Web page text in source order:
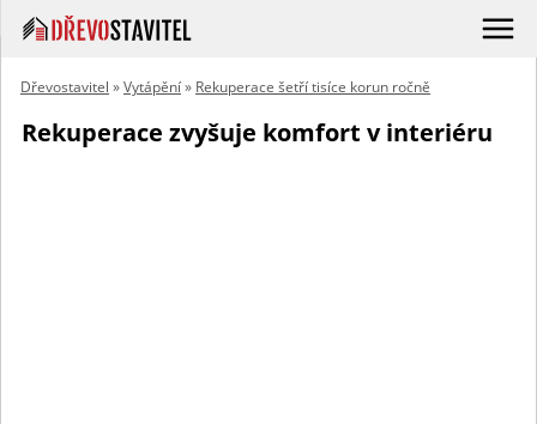
Dřevostavitel »Vytápění» Rekuperace šetří tisíce korun ročně
Rekuperace zvyšuje komfort v interiéru